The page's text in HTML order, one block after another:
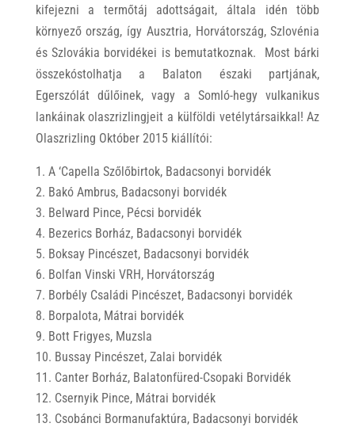
kifejezni a termőtáj adottságait, általa idén több
környező ország, így Ausztria, Horvátország, Szlovénia
és Szlovákia borvidékei is bemutatkoznak. Most bárki
összekóstolhatja a Balaton északi partjának,
Egerszólát dűlőinek, vagy a Somló-hegy vulkanikus
lankáinak olaszrizlingjeit a külföldi vetélytársaikkal! Az
Olaszrizling Október 2015 kiállítói:
A ‘Capella Szőlőbirtok, Badacsonyi borvidék
Bakó Ambrus, Badacsonyi borvidék
Belward Pince, Pécsi borvidék
Bezerics Borház, Badacsonyi borvidék
Boksay Pincészet, Badacsonyi borvidék
Bolfan Vinski VRH, Horvátország
Borbély Családi Pincészet, Badacsonyi borvidék
Borpalota, Mátrai borvidék
Bott Frigyes, Muzsla
Bussay Pincészet, Zalai borvidék
Canter Borház, Balatonfüred-Csopaki Borvidék
Csernyik Pince, Mátrai borvidék
Csobánci Bormanufaktúra, Badacsonyi borvidék